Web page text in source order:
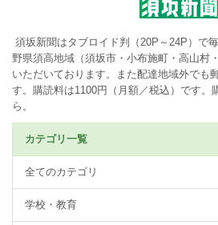
須坂新聞はタブロイド判（20P～24P）で
野県須高地域（須坂市・小布施町・高山村
いただいております。また配達地域外でも
す。購読料は1100円（月額／税込）です。
ら。
カテゴリ一覧
全てのカテゴリ
学校・教育